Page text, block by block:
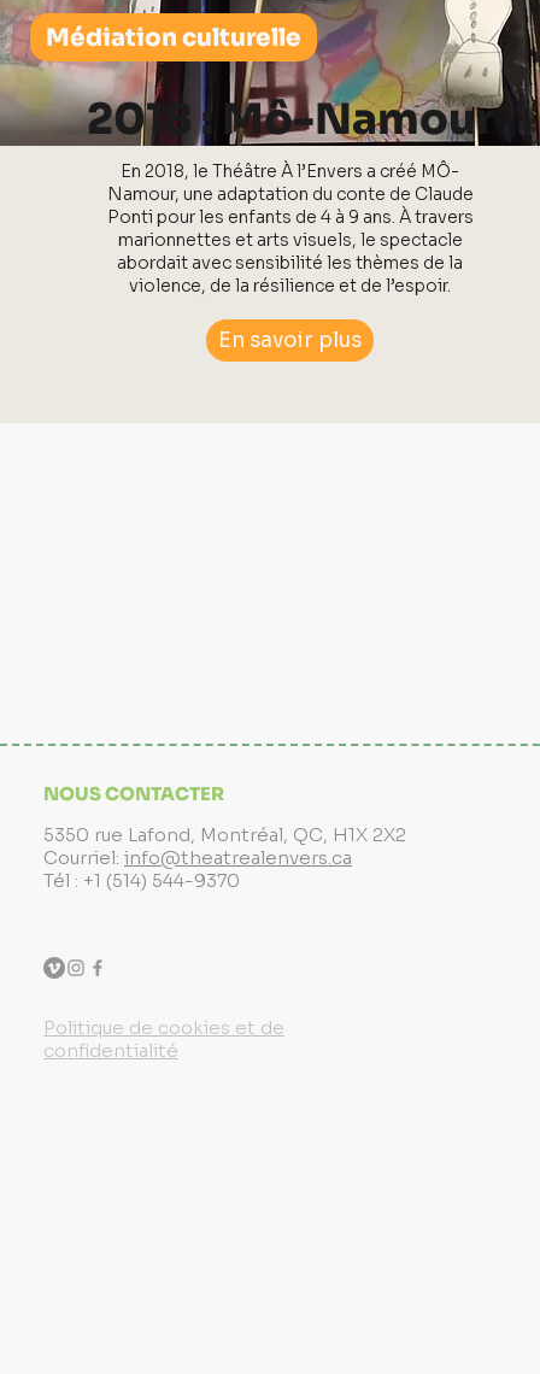
2018 : Mô-Namour
En 2018, le Théâtre À l’Envers a créé MÔ-
Namour, une adaptation du conte de Claude
Ponti pour les enfants de 4 à 9 ans. À travers
marionnettes et arts visuels, le spectacle
abordait avec sensibilité les thèmes de la
violence, de la résilience et de l’espoir.
En savoir plus
Médiation culturelle
NOUS CONTACTER
5350 rue Lafond, Montréal, QC, H1X 2X2
Courriel: info@theatrealenvers.ca
Tél : +1 (514) 544-9370
Politique de cookies et de
confidentialité